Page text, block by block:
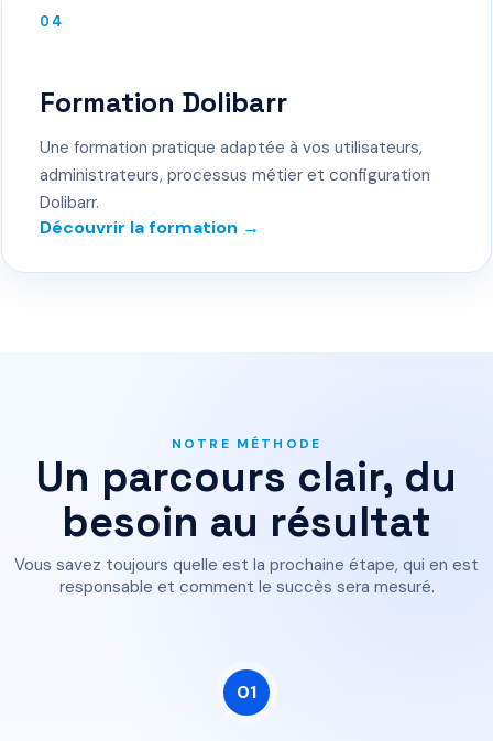
04
Formation Dolibarr
Une formation pratique adaptée à vos utilisateurs,
administrateurs, processus métier et configuration
Dolibarr.
Découvrir la formation →
NOTRE MÉTHODE
Un parcours clair, du
besoin au résultat
Vous savez toujours quelle est la prochaine étape, qui en est
responsable et comment le succès sera mesuré.
01